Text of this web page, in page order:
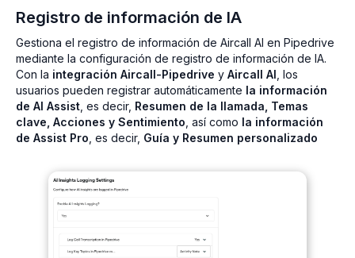
Registro de información de IA
Gestiona el registro de información de Aircall AI en Pipedrive
mediante la configuración de registro de información de IA.
Con la integración Aircall-Pipedrive y Aircall AI , los
usuarios pueden registrar automáticamente la información
de AI Assist , es decir, Resumen de la llamada, Temas
clave, Acciones y Sentimiento , así como la información
de Assist Pro , es decir, Guía y Resumen personalizado